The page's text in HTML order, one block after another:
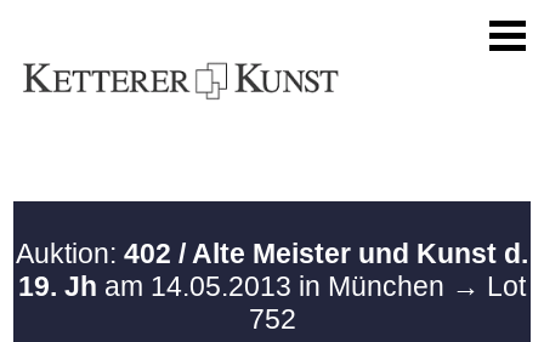
Auktion: 402 / Alte Meister und Kunst d.
19. Jh am 14.05.2013 in München → Lot
752